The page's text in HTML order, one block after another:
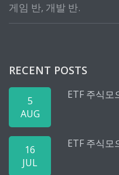
게임 반, 개발 반.
RECENT POSTS
5
AUG
ETF 주식모
16
JUL
ETF 주식모